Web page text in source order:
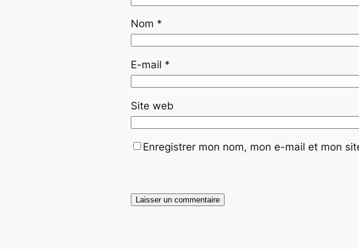
Nom *
E-mail *
Site web
Enregistrer mon nom, mon e-mail et mon